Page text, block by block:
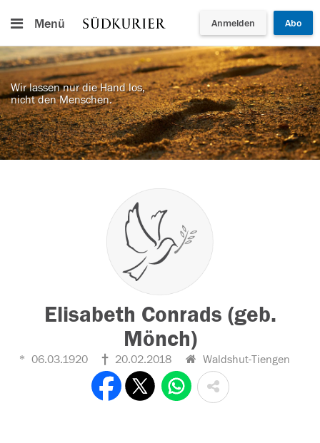
Menü Anmelden Abo
Wir lassen nur die Hand los,
nicht den Menschen.
Elisabeth Conrads (geb.
Mönch)
06.03.1920 20.02.2018 Waldshut-Tiengen